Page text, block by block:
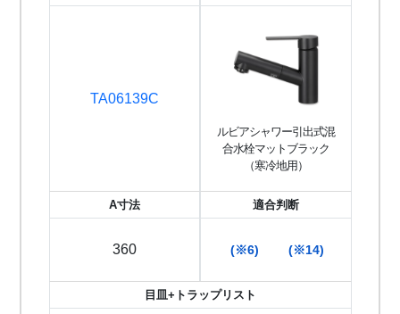
TA06139C
ルビアシャワー引出式混
合水栓マットブラック
（寒冷地用）
A寸法
360
適合判断
(※6) (※14)
目皿+トラップリスト